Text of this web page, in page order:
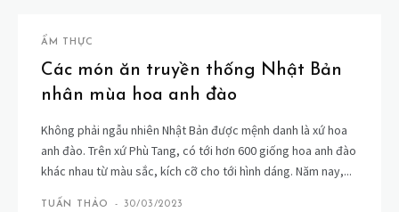
ẨM THỰC
Các món ăn truyền thống Nhật Bản
nhân mùa hoa anh đào
Không phải ngẫu nhiên Nhật Bản được mệnh danh là xứ hoa
anh đào. Trên xứ Phù Tang, có tới hơn 600 giống hoa anh đào
khác nhau từ màu sắc, kích cỡ cho tới hình dáng. Năm nay,...
TUẤN THẢO - 30/03/2023